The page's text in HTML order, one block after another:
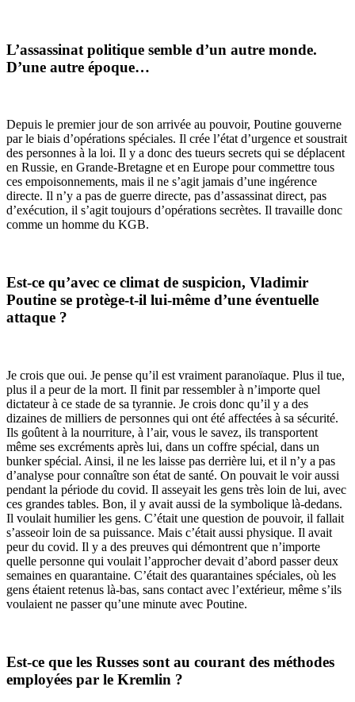
L’assassinat politique semble d’un autre monde.
D’une autre époque…
Depuis le premier jour de son arrivée au pouvoir, Poutine gouverne
par le biais d’opérations spéciales. Il crée l’état d’urgence et soustrait
des personnes à la loi. Il y a donc des tueurs secrets qui se déplacent
en Russie, en Grande-Bretagne et en Europe pour commettre tous
ces empoisonnements, mais il ne s’agit jamais d’une ingérence
directe. Il n’y a pas de guerre directe, pas d’assassinat direct, pas
d’exécution, il s’agit toujours d’opérations secrètes. Il travaille donc
comme un homme du KGB.
Est-ce qu’avec ce climat de suspicion, Vladimir
Poutine se protège-t-il lui-même d’une éventuelle
attaque ?
Je crois que oui. Je pense qu’il est vraiment paranoïaque. Plus il tue,
plus il a peur de la mort. Il finit par ressembler à n’importe quel
dictateur à ce stade de sa tyrannie. Je crois donc qu’il y a des
dizaines de milliers de personnes qui ont été affectées à sa sécurité.
Ils goûtent à la nourriture, à l’air, vous le savez, ils transportent
même ses excréments après lui, dans un coffre spécial, dans un
bunker spécial. Ainsi, il ne les laisse pas derrière lui, et il n’y a pas
d’analyse pour connaître son état de santé. On pouvait le voir aussi
pendant la période du covid. Il asseyait les gens très loin de lui, avec
ces grandes tables. Bon, il y avait aussi de la symbolique là-dedans.
Il voulait humilier les gens. C’était une question de pouvoir, il fallait
s’asseoir loin de sa puissance. Mais c’était aussi physique. Il avait
peur du covid. Il y a des preuves qui démontrent que n’importe
quelle personne qui voulait l’approcher devait d’abord passer deux
semaines en quarantaine. C’était des quarantaines spéciales, où les
gens étaient retenus là-bas, sans contact avec l’extérieur, même s’ils
voulaient ne passer qu’une minute avec Poutine.
Est-ce que les Russes sont au courant des méthodes
employées par le Kremlin ?